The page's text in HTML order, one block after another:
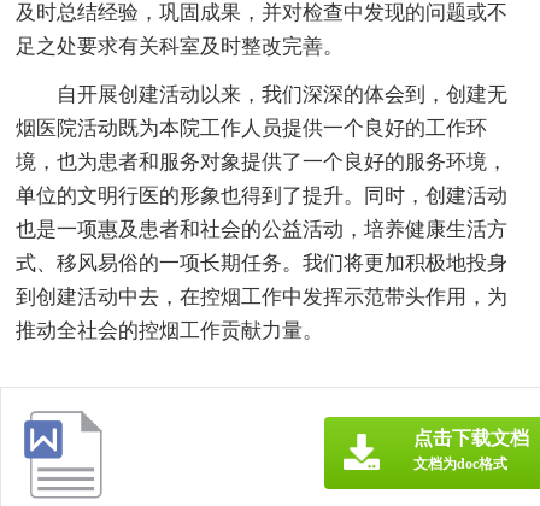
及时总结经验，巩固成果，并对检查中发现的问题或不
足之处要求有关科室及时整改完善。
自开展创建活动以来，我们深深的体会到，创建无
烟医院活动既为本院工作人员提供一个良好的工作环
境，也为患者和服务对象提供了一个良好的服务环境，
单位的文明行医的形象也得到了提升。同时，创建活动
也是一项惠及患者和社会的公益活动，培养健康生活方
式、移风易俗的一项长期任务。我们将更加积极地投身
到创建活动中去，在控烟工作中发挥示范带头作用，为
推动全社会的控烟工作贡献力量。
点击下载文档
文档为doc格式